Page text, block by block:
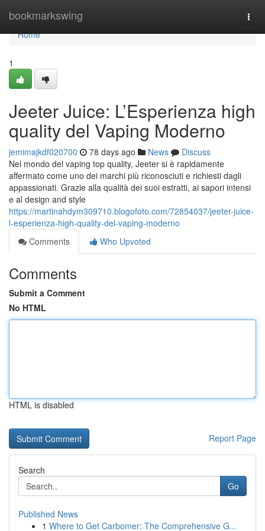
bookmarkswing
Home
Home
1
Jeeter Juice: L’Esperienza high
quality del Vaping Moderno
jemimajkdf020700 78 days ago News
Discuss
Nel mondo del vaping top quality, Jeeter si è rapidamente
affermato come uno dei marchi più riconosciuti e richiesti dagli
appassionati. Grazie alla qualità dei suoi estratti, ai sapori intensi
e al design and style
https://martinahdym309710.blogofoto.com/72854037/jeeter-juice-
l-esperienza-high-quality-del-vaping-moderno
Comments
Who Upvoted
Comments
Submit a Comment
No HTML
HTML is disabled
Report Page
Search
Go
Published News
1 Where to Get Carbomer: The Comprehensive G...